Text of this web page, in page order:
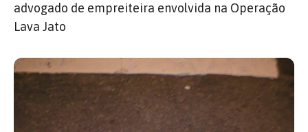
advogado de empreiteira envolvida na Operação
Lava Jato